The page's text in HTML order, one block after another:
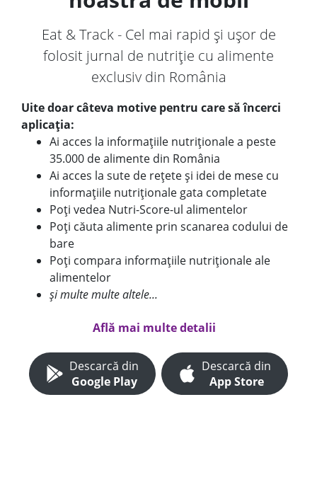
Eat & Track - Cel mai rapid și ușor de
folosit jurnal de nutriție cu alimente
exclusiv din România
Uite doar câteva motive pentru care să încerci
aplicația:
Ai acces la informațiile nutriționale a peste
35.000 de alimente din România
Ai acces la sute de rețete și idei de mese cu
informațiile nutriționale gata completate
Poți vedea Nutri-Score-ul alimentelor
Poți căuta alimente prin scanarea codului de
bare
Poți compara informațiile nutriționale ale
alimentelor
și multe multe altele...
Află mai multe detalii
Descarcă din
Google Play
Descarcă din
App Store